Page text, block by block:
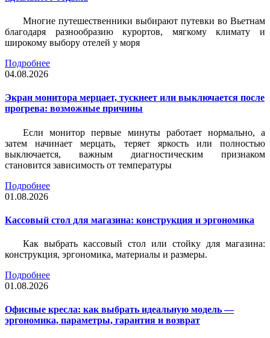
Многие путешественники выбирают путевки во Вьетнам
благодаря разнообразию курортов, мягкому климату и
широкому выбору отелей у моря
Подробнее
04.08.2026
Экран монитора мерцает, тускнеет или выключается после
прогрева: возможные причины
Если монитор первые минуты работает нормально, а
затем начинает мерцать, теряет яркость или полностью
выключается, важным диагностическим признаком
становится зависимость от температуры
Подробнее
01.08.2026
Кассовый стол для магазина: конструкция и эргономика
Как выбрать кассовый стол или стойку для магазина:
конструкция, эргономика, материалы и размеры.
Подробнее
01.08.2026
Офисные кресла: как выбрать идеальную модель —
эргономика, параметры, гарантия и возврат